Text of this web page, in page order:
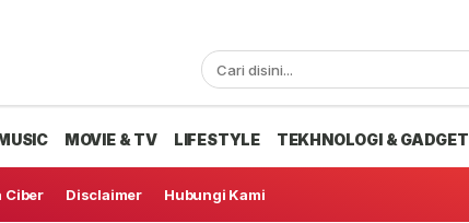
MOVIE & TV LIFESTYLE TEKHNOLOGI & GADGET
Ciber Disclaimer Hubungi Kami